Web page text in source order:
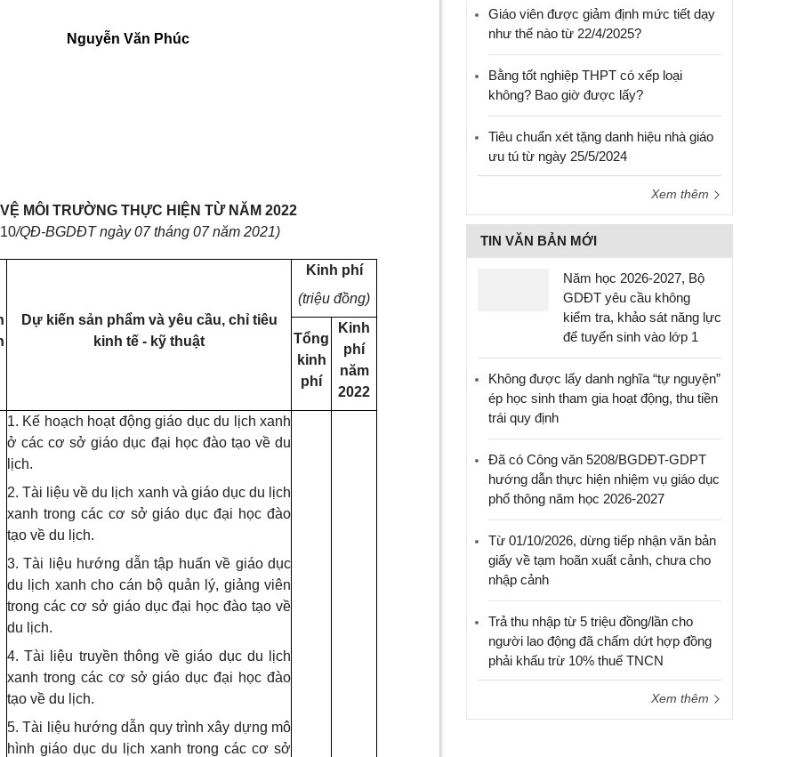
Nguyễn Văn Phúc
MÔI TRƯỜNG THỰC HIỆN TỪ NĂM 2022
/QĐ-BGDĐT ngày 07 tháng 07 năm 2021)
Dự kiến sản phẩm và yêu cầu, chỉ tiêu
kinh tế - kỹ thuật
Kinh phí
(triệu đồng)
Tổng
kinh
phí
Kinh
phí
năm
2022
1. Kế hoạch hoạt động giáo dục du lịch xanh
ở các cơ sở giáo dục đại học đào tạo về du
lịch.
2. Tài liệu về du lịch xanh và giáo dục du lịch
xanh trong các cơ sở giáo dục đại học đào
tạo về du lịch.
3. Tài liệu hướng dẫn tập huấn về giáo dục
du lịch xanh cho cán bộ quản lý, giảng viên
trong các cơ sở giáo dục đại học đào tạo về
du lịch.
4. Tài liệu truyền thông về giáo dục du lịch
xanh trong các cơ sở giáo dục đại học đào
tạo về du lịch.
5. Tài liệu hướng dẫn quy trình xây dựng mô
hình giáo dục du lịch xanh trong các cơ sở
Giáo viên được giảm định mức tiết dạy
như thế nào từ 22/4/2025?
Bằng tốt nghiệp THPT có xếp loại
không? Bao giờ được lấy?
Tiêu chuẩn xét tặng danh hiệu nhà giáo
ưu tú từ ngày 25/5/2024
Xem thêm
TIN VĂN BẢN MỚI
Năm học 2026-2027, Bộ
GDĐT yêu cầu không
kiểm tra, khảo sát năng lực
để tuyển sinh vào lớp 1
Không được lấy danh nghĩa “tự nguyện”
ép học sinh tham gia hoạt động, thu tiền
trái quy định
Đã có Công văn 5208/BGDĐT-GDPT
hướng dẫn thực hiện nhiệm vụ giáo dục
phổ thông năm học 2026-2027
Từ 01/10/2026, dừng tiếp nhận văn bản
giấy về tạm hoãn xuất cảnh, chưa cho
nhập cảnh
Trả thu nhập từ 5 triệu đồng/lần cho
người lao động đã chấm dứt hợp đồng
phải khấu trừ 10% thuế TNCN
Xem thêm